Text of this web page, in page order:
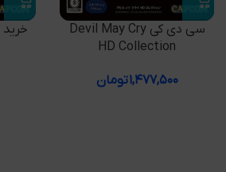
سی دی کی Devil May Cry
HD Collection
۱,۴۷۷,۵۰۰تومان